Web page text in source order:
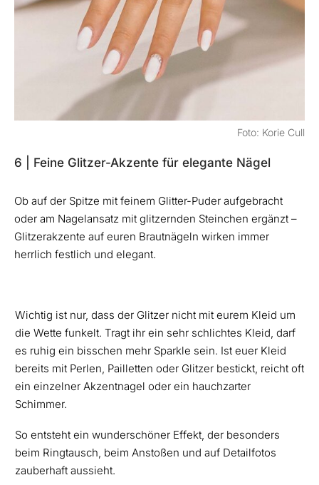
Foto: Korie Cull
6 | Feine Glitzer-Akzente für elegante Nägel
Ob auf der Spitze mit feinem Glitter-Puder aufgebracht
oder am Nagelansatz mit glitzernden Steinchen ergänzt –
Glitzerakzente auf euren Brautnägeln wirken immer
herrlich festlich und elegant.
Wichtig ist nur, dass der Glitzer nicht mit eurem Kleid um
die Wette funkelt. Tragt ihr ein sehr schlichtes Kleid, darf
es ruhig ein bisschen mehr Sparkle sein. Ist euer Kleid
bereits mit Perlen, Pailletten oder Glitzer bestickt, reicht oft
ein einzelner Akzentnagel oder ein hauchzarter
Schimmer.
So entsteht ein wunderschöner Effekt, der besonders
beim Ringtausch, beim Anstoßen und auf Detailfotos
zauberhaft aussieht.